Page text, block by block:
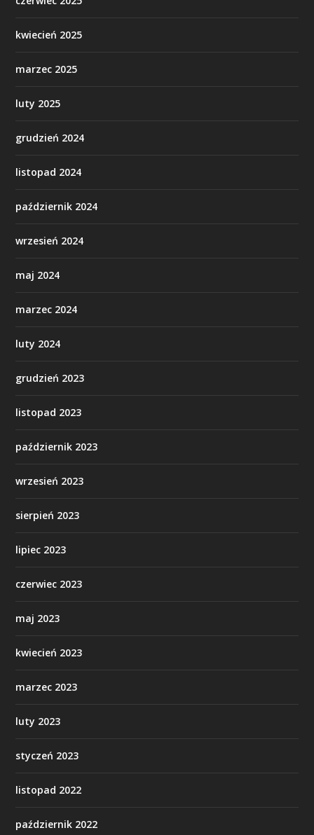
kwiecień 2025
marzec 2025
luty 2025
grudzień 2024
listopad 2024
październik 2024
wrzesień 2024
maj 2024
marzec 2024
luty 2024
grudzień 2023
listopad 2023
październik 2023
wrzesień 2023
sierpień 2023
lipiec 2023
czerwiec 2023
maj 2023
kwiecień 2023
marzec 2023
luty 2023
styczeń 2023
listopad 2022
październik 2022